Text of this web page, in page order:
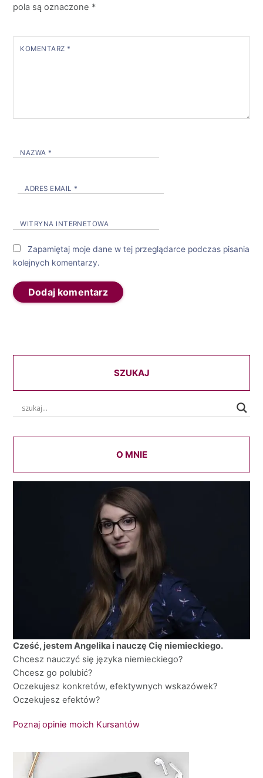
pola są oznaczone *
KOMENTARZ *
NAZWA *
ADRES EMAIL *
WITRYNA INTERNETOWA
Zapamiętaj moje dane w tej przeglądarce podczas pisania
kolejnych komentarzy.
SZUKAJ
O MNIE
Cześć, jestem Angelika i nauczę Cię niemieckiego.
Chcesz nauczyć się języka niemieckiego?
Chcesz go polubić?
Oczekujesz konkretów, efektywnych wskazówek?
Oczekujesz efektów?
Poznaj opinie moich Kursantów